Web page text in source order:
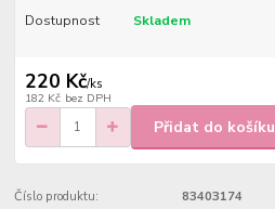
Dostupnost Skladem
220 Kč/ks
182 Kč bez DPH
Přidat do košíku
Číslo produktu: 83403174